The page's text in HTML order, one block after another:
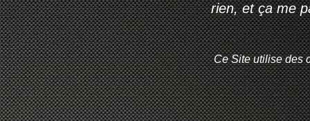
rien, et ça me
Ce Site utilise des